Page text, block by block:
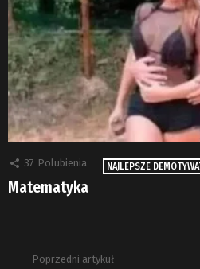
37 Polubienia NAJLEPSZE
Matematyka
ZobaczPoprzedni artykuł